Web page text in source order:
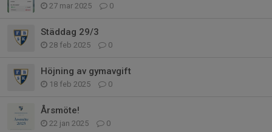
27 mar 2025 0
Städdag 29/3
28 feb 2025 0
Höjning av gymavgift
18 feb 2025 0
Årsmöte!
22 jan 2025 0